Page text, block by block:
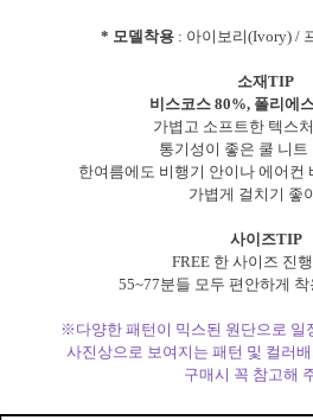
* 모델착용: 아이보리(Ivory) /
소재TIP
비스코스 80%, 폴리에
가볍고 소프트한 텍스
통기성이 좋은 쿨 니트
한여름에도 비행기 안이나 에어컨
가볍게 걸치기 좋
사이즈TIP
FREE 한 사이즈 진
55~77분들 모두 편안하게
※다양한 패턴이 믹스된 원단으로 일
사진상으로 보여지는 패턴 및 컬러
구매시 꼭 참고해